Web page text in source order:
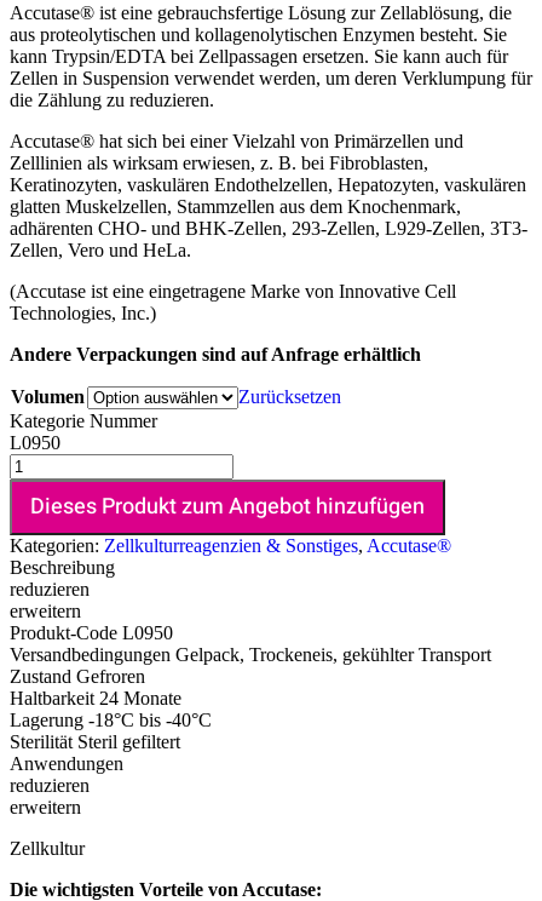
Accutase® ist eine gebrauchsfertige Lösung zur Zellablösung, die
aus proteolytischen und kollagenolytischen Enzymen besteht. Sie
kann Trypsin/EDTA bei Zellpassagen ersetzen. Sie kann auch für
Zellen in Suspension verwendet werden, um deren Verklumpung für
die Zählung zu reduzieren.
Accutase® hat sich bei einer Vielzahl von Primärzellen und
Zelllinien als wirksam erwiesen, z. B. bei Fibroblasten,
Keratinozyten, vaskulären Endothelzellen, Hepatozyten, vaskulären
glatten Muskelzellen, Stammzellen aus dem Knochenmark,
adhärenten CHO- und BHK-Zellen, 293-Zellen, L929-Zellen, 3T3-
Zellen, Vero und HeLa.
(Accutase ist eine eingetragene Marke von Innovative Cell
Technologies, Inc.)
Andere Verpackungen sind auf Anfrage erhältlich
Volumen
Zurücksetzen
Kategorie Nummer
L0950
Dieses Produkt zum Angebot hinzufügen
Kategorien: Zellkulturreagenzien & Sonstiges, Accutase®
Beschreibung
reduzieren
erweitern
Produkt-Code L0950
Versandbedingungen Gelpack, Trockeneis, gekühlter Transport
Zustand Gefroren
Haltbarkeit 24 Monate
Lagerung -18°C bis -40°C
Sterilität Steril gefiltert
Anwendungen
reduzieren
erweitern
Zellkultur
Die wichtigsten Vorteile von Accutase: